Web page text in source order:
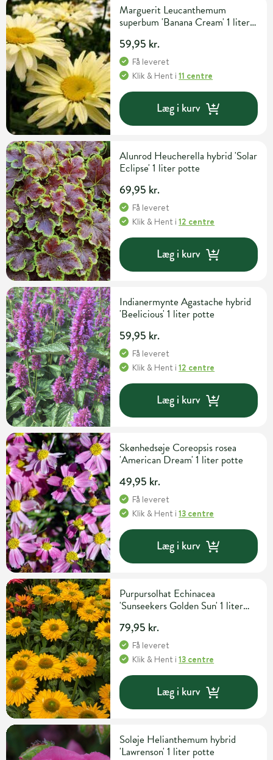
Marguerit Leucanthemum
superbum 'Banana Cream' 1 liter
59,95 kr.
Få leveret
Klik & Hent i11 centre
Læg i kurv
Alunrod Heucherella hybrid 'Solar
Eclipse' 1 liter potte
69,95 kr.
Få leveret
Klik & Hent i12 centre
Læg i kurv
Indianermynte Agastache hybrid
'Beelicious' 1 liter potte
59,95 kr.
Få leveret
Klik & Hent i12 centre
Læg i kurv
Skønhedsøje Coreopsis rosea
'American Dream' 1 liter potte
49,95 kr.
Få leveret
Klik & Hent i13 centre
Læg i kurv
Purpursolhat Echinacea
'Sunseekers Golden Sun' 1 liter
79,95 kr.
Få leveret
Klik & Hent i13 centre
Læg i kurv
Soløje Helianthemum hybrid
'Lawrenson' 1 liter potte